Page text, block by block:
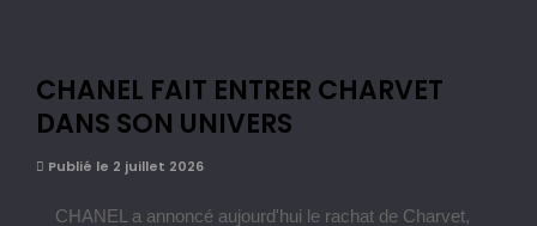
CHANEL FAIT ENTRER CHARVET
DANS SON UNIVERS
Publié le 2 juillet 2026
CHANEL a annoncé aujourd'hui le rachat de Charvet,